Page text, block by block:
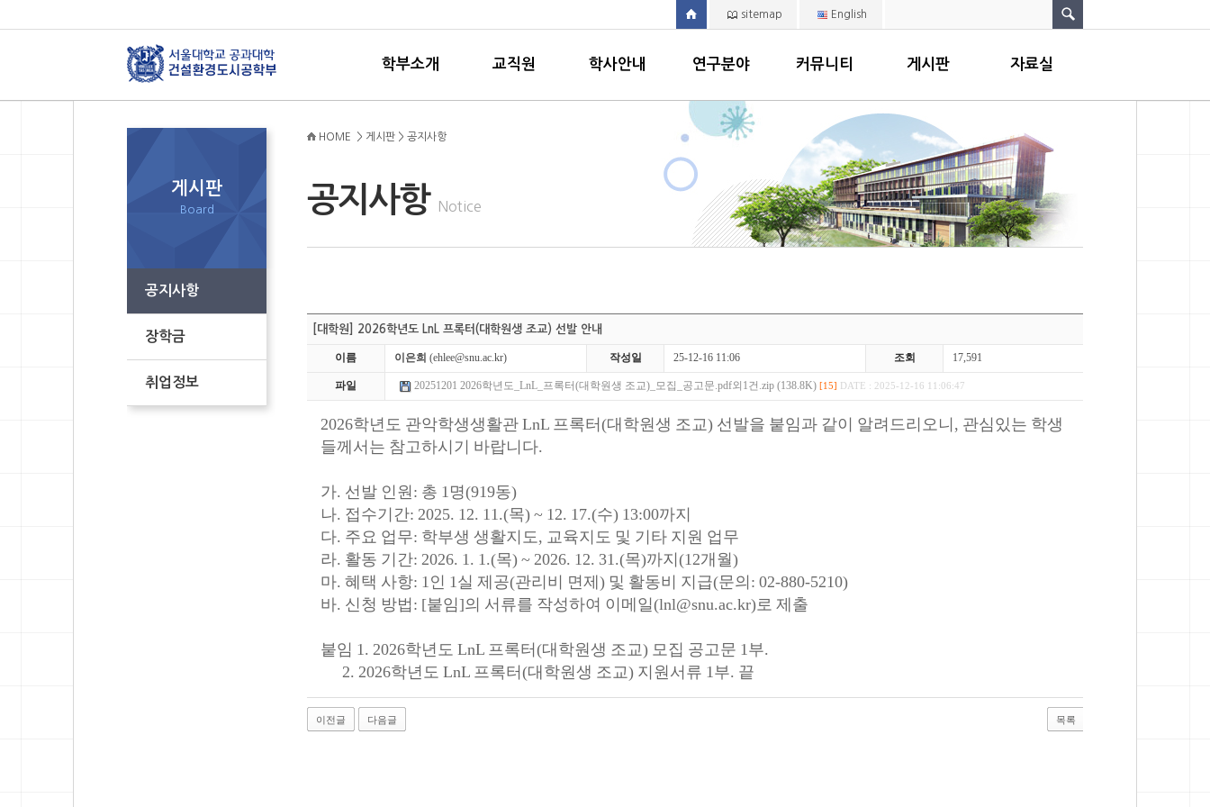
sitemap English
학부소개 교직원 학사안내 연구분야 커뮤니티 게시판 자료실
게시판
Board
공지사항
장학금
취업정보
공지사항 Notice
HOME > 게시판 > 공지사항
[대학원] 2026학년도 LnL 프록터(대학원생 조교) 선발 안내
이름 이은희 (ehlee@snu.ac.kr) 작성일 25-12-16 11:06 조회 17,591
파일 20251201 2026학년도_LnL_프록터(대학원생 조교)_모집_공고문.pdf외1건.zip (138.8K) [15] DATE : 2025-12-16 11:06:47
2026학년도 관악학생생활관 LnL 프록터 (대학원생 조교) 선발을 붙임과 같이 알려드리오니 , 관심있는 학생
들께서는 참고하시기 바랍니다.
가. 선발 인원 : 총 1명(919동)
나. 접수기간: 2025. 12. 11.(목) ~ 12. 17.(수) 13:00까지
다. 주요 업무: 학부생 생활지도, 교육지도 및 기타 지원 업무
라. 활동 기간: 2026. 1. 1.(목) ~ 2026. 12. 31.(목)까지 (12개월)
마. 혜택 사항: 1인 1실 제공(관리비 면제 ) 및 활동비 지급(문의 : 02-880-5210)
바. 신청 방법 : [붙임]의 서류를 작성하여 이메일(lnl@snu.ac.kr)로 제출
붙임 1. 2026학년도 LnL 프록터 (대학원생 조교) 모집 공고문 1부.
2. 2026학년도 LnL 프록터 (대학원생 조교) 지원서류 1부. 끝
이전글 다음글 목록